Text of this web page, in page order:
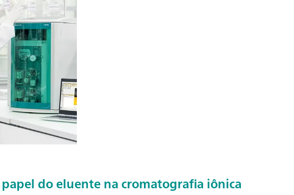
do eluente na cromatografia iônica